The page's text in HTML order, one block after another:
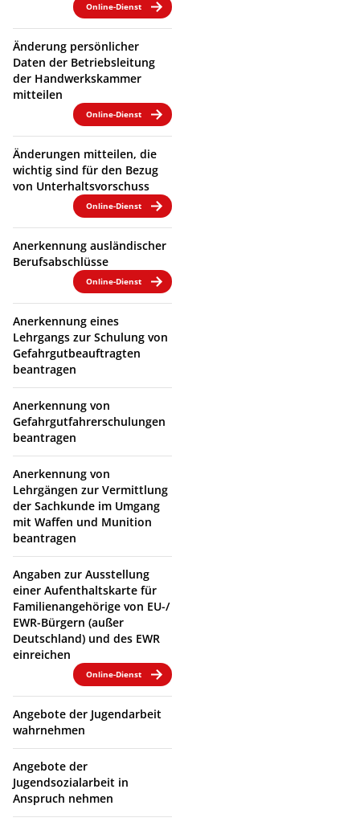
Online-Dienst
Änderung persönlicher
Daten der Betriebsleitung
der Handwerkskammer
mitteilen
Online-Dienst
Änderungen mitteilen, die
wichtig sind für den Bezug
von Unterhaltsvorschuss
Online-Dienst
Anerkennung ausländischer
Berufsabschlüsse
Online-Dienst
Anerkennung eines
Lehrgangs zur Schulung von
Gefahrgutbeauftragten
beantragen
Anerkennung von
Gefahrgutfahrerschulungen
beantragen
Anerkennung von
Lehrgängen zur Vermittlung
der Sachkunde im Umgang
mit Waffen und Munition
beantragen
Angaben zur Ausstellung
einer Aufenthaltskarte für
Familienangehörige von EU-/
EWR-Bürgern (außer
Deutschland) und des EWR
einreichen
Online-Dienst
Angebote der Jugendarbeit
wahrnehmen
Angebote der
Jugendsozialarbeit in
Anspruch nehmen